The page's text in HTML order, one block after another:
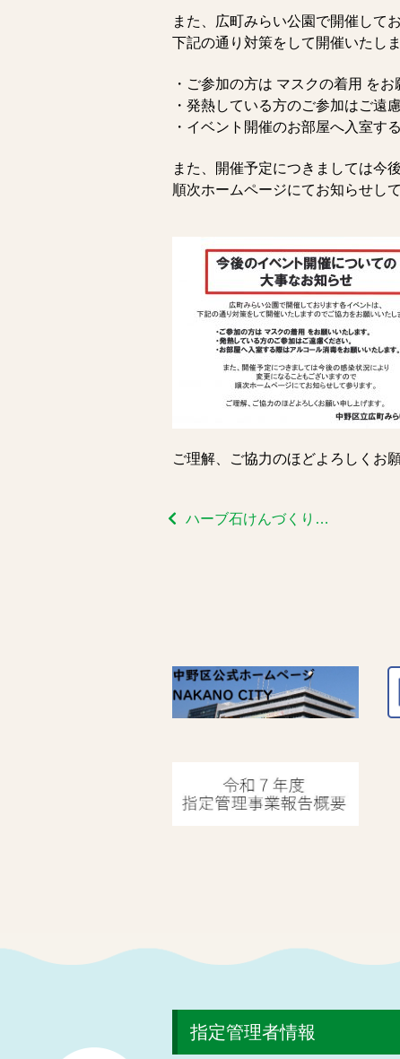
また、広町みらい公園で開催して
下記の通り対策をして開催いたし
・ご参加の方は マスクの着用 をお
・発熱している方のご参加はご遠
・イベント開催のお部屋へ入室す
また、開催予定につきましては今
順次ホームページにてお知らせし
ご理解、ご協力のほどよろしくお
ハーブ石けんづくりを開催しました！
指定管理者情報